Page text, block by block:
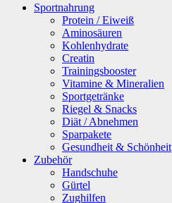
Sportnahrung
Protein / Eiweiß
Aminosäuren
Kohlenhydrate
Creatin
Trainingsbooster
Vitamine & Mineralien
Sportgetränke
Riegel & Snacks
Diät / Abnehmen
Sparpakete
Gesundheit & Schönheit
Zubehör
Handschuhe
Gürtel
Zughilfen